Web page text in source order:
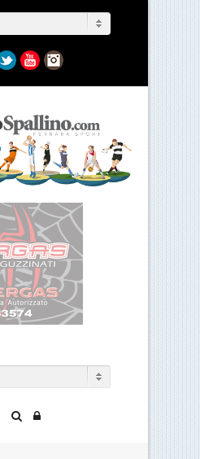
TwitterYouTubeInstagram